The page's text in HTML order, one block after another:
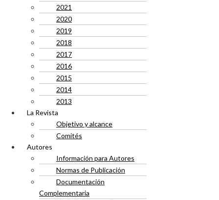
2021
2020
2019
2018
2017
2016
2015
2014
2013
La Revista
Objetivo y alcance
Comités
Autores
Información para Autores
Normas de Publicación
Documentación
Complementaria